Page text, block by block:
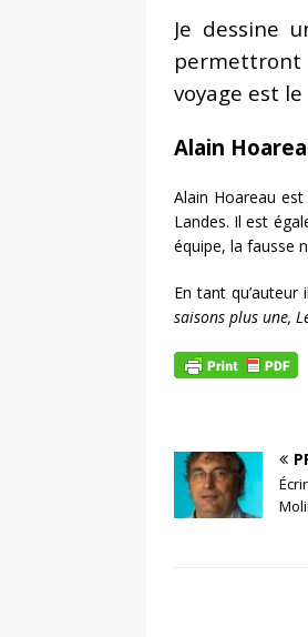
Je dessine
permettront
voyage est
Alain
Alain Hoareau
Landes. Il est
équipe, la fausse
En tant
saisons plus une,